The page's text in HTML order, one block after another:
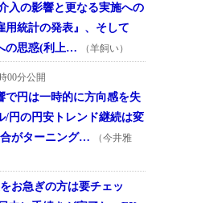
入の影響と更なる実施への
用統計の発表』、そして
の思惑(利上…
（羊飼い）
00分公開
で円は一時的に方向感を失
/円の円安トレンド継続は変
がターニング…
（今井雅
お急ぎの方は要チェッ